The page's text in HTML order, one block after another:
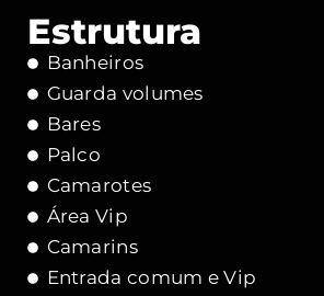
Estrutura
Banheiros
Guarda volumes
Bares
Palco
Camarotes
Área Vip
Camarins
Entrada comum e Vip